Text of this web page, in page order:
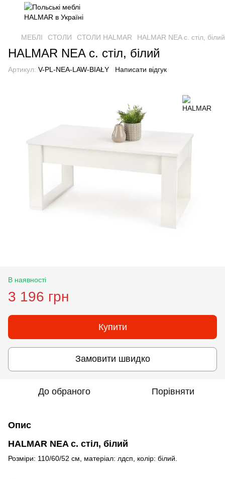
МЕБЛІ СТОЛИ СТОЛИ HALMAR HALMAR NEA с. стіл, білий
HALMAR NEA с. стіл, білий
Артикул: V-PL-NEA-LAW-BIAŁY Написати відгук
В наявності
3 196 грн
Купити
Замовити швидко
До обраного Порівняти
Опис
HALMAR NEA с. стіл, білий
Розміри: 110/60/52 см, матеріал: лдсп, колір: білий.